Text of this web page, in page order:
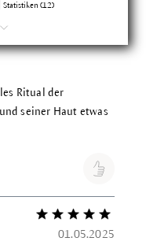
Statistiken (12)
Ritual der
seiner Haut etwas
Bewertung mit 5
01.05.2025